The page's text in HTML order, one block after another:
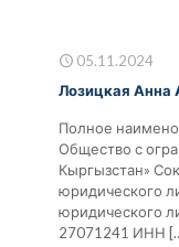
05.11.2024
Лозицкая Анна
Полное
Общество с
Кыргызстан»
юридического
юридического
27071241 ИНН